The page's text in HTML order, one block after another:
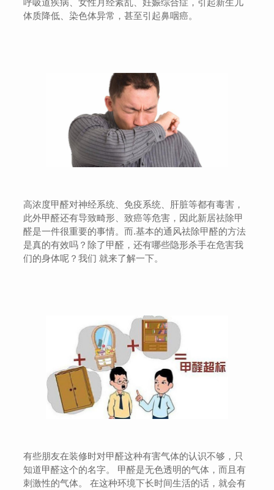
呼吸道疾病、女性月经紊乱、妊娠综合症，引起新生儿
体质降低、染色体异常，甚至引起鼻咽癌。
高浓度甲醛对神经系统、免疫系统、肝脏等都有毒害，
此外甲醛还有导致畸形、致癌等危害，因此新居祛除甲
醛是一件很重要的事情。而.基本的通风祛除甲醛的方法
是真的有效吗？除了甲醛，还有哪些隐形杀手在危害我
们的身体呢？我们 就来了解一下。
有些朋友在装修时对甲醛这种有害气体的认识不够，只
知道甲醛这个的名字。 甲醛是无色透明的气体，而且有
刺激性的气体。 在这种环境下长时间生活的话，就会有